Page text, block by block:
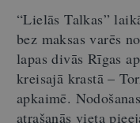
“Lielās Talkas”
bez maksas varēs
lapas divās Rīgas
kreisajā krastā –
apkaimē.
atrašanās vieta